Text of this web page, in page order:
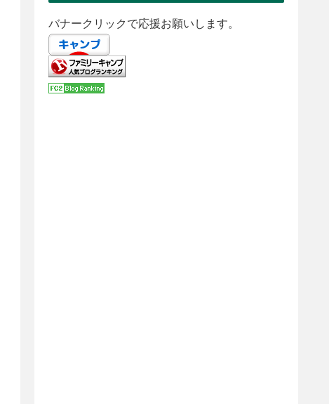
バナークリックで応援お願いします。